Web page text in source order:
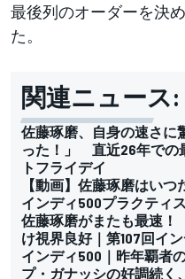
最後列のオーダーを決
た。
関連ニュース:
佐藤琢磨、自身の速さに
った！」 直近26年での
トフライデイ
【動画】佐藤琢磨はい
インディ500プラクティ
佐藤琢磨がまたも最速
け視界良好｜第107回イ
インディ500｜昨年覇者
プ・ガナッシの好調続く